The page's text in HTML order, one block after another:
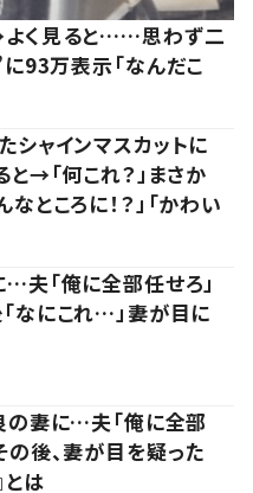
く見ると……思わず二
93万表示「なんだこ
シャインマスカットに
と→「何これ？」まさか
ところに！？」「かわい
夫「俺に全部任せろ」
なにこれ…」妻が目に
の妻に…夫「俺に全部
の後、妻が目を疑った
とは